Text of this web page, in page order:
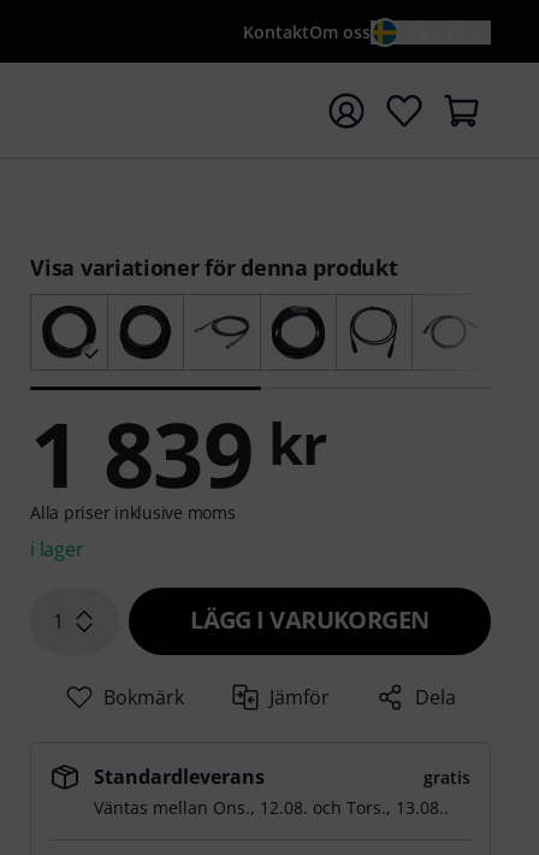
KontaktOm oss
sökningen med söktermen {searchTerm}
Visa variationer för denna produkt
1 839 kr
Alla priser inklusive moms
i lager
1 LÄGG I VARUKORGEN
Bokmärk Jämför Dela
Standardleverans
gratis
Väntas mellan Ons., 12.08. ochTors., 13.08..